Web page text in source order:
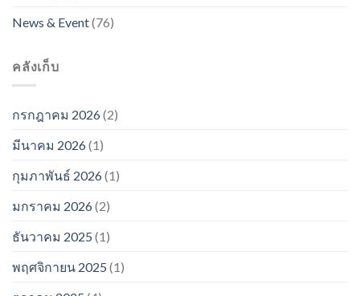
News & Event(76)
คลังเก็บ
กรกฎาคม 2026(2)
มีนาคม 2026(1)
กุมภาพันธ์ 2026(1)
มกราคม 2026(2)
ธันวาคม 2025 (1)
พฤศจิกายน 2025 (1)